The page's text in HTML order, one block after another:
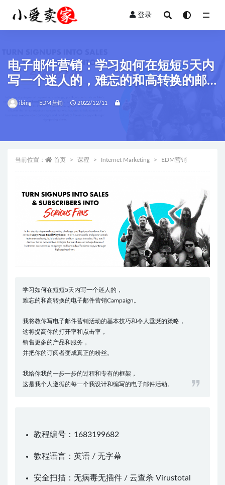
登录
电子邮件营销：学习如何在短短5天内
写一个迷人的，难忘的和高转换的邮
箱营销Campaign
ibing EDM营销 2022/12/11
当前位置： 首页 课程 Internet Marketing EDM营销
学习如何在短短5天内写一个迷人的，
难忘的和高转换的电子邮件营销Campaign。
我将教你写电子邮件营销活动的基本技巧和令人垂涎的策略，
这将提高你的打开率和点击率，
销售更多的产品和服务，
并把你的订阅者变成真正的粉丝。
我给你我的一步一步的过程和专有的框架，
这是我个人遵循的每一个我设计和编写的电子邮件活动。
教程编号：1683199682
教程语言：英语 / 无字幕
安全扫描：无病毒无插件 / 云查杀 Virustotal